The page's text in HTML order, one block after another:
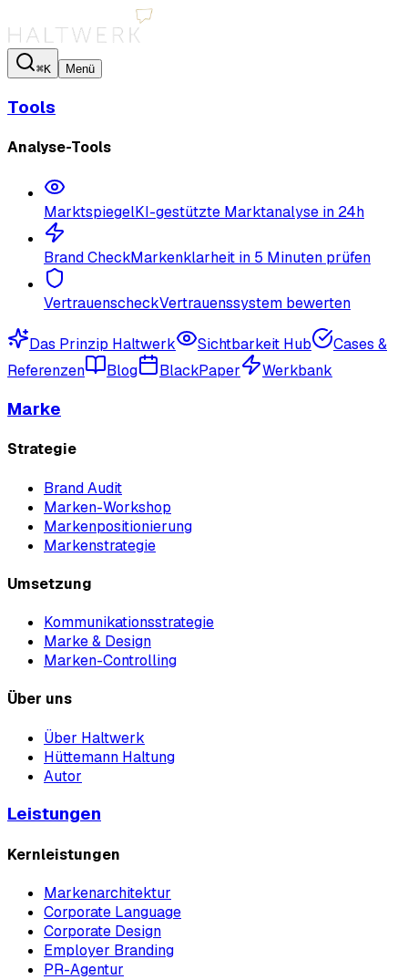
⌘K Menü
Tools
Analyse-Tools
MarktspiegelKI-gestützte Marktanalyse in 24h
Brand CheckMarkenklarheit in 5 Minuten prüfen
VertrauenscheckVertrauenssystem bewerten
Das Prinzip Haltwerk Sichtbarkeit Hub
Cases &
Referenzen
Blog BlackPaper Werkbank
Marke
Strategie
Brand Audit
Marken-Workshop
Markenpositionierung
Markenstrategie
Umsetzung
Kommunikationsstrategie
Marke & Design
Marken-Controlling
Über uns
Über Haltwerk
Hüttemann Haltung
Autor
Leistungen
Kernleistungen
Markenarchitektur
Corporate Language
Corporate Design
Employer Branding
PR-Agentur